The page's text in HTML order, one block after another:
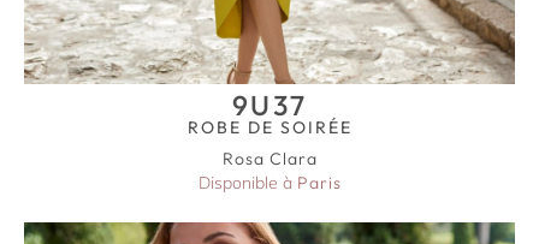
9U37
ROBE DE SOIRÉE
Rosa Clara
Disponible à Paris